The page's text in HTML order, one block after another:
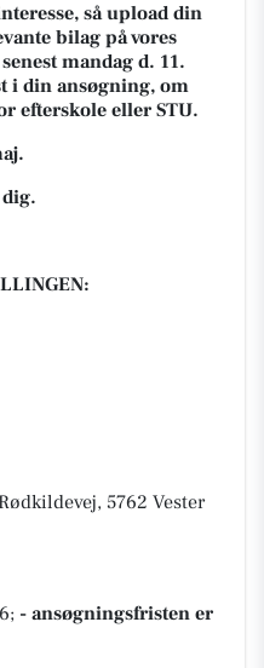
så upload din
bilag på vores
mandag d. 11.
i din ansøgning, om
efterskole eller STU.
5762 Vester
- ansøgningsfristen er